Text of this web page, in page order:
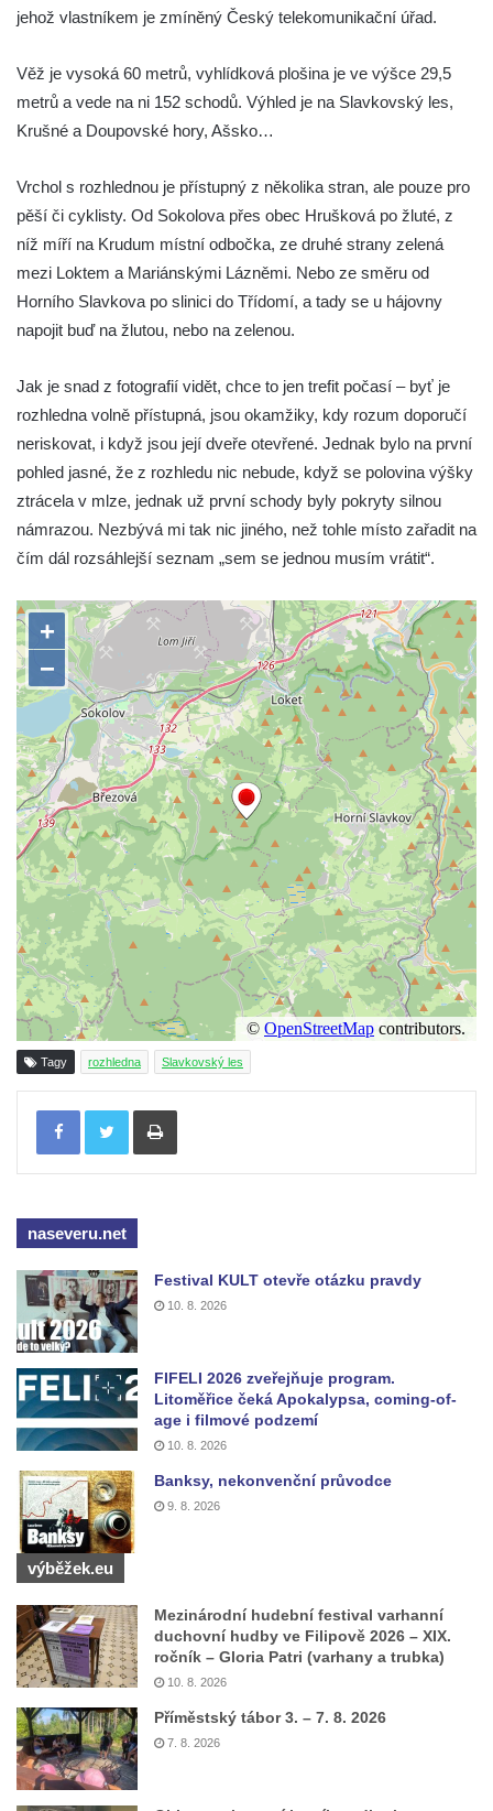
Rozhledna Bismarckturm v Neugersdorfu
Maják (a muzeum) Járy Cimrmana
Rozhledna Štěpánka
Rozhledna Vysoká v Tachově
Rozhledna Strážný vrch
Rozhledna Bučina
Rozhledna Hamelika
Rozhledna Jeřabina
Czorneboh – polorozhledna
Rozhledna Blatenský vrch
Rozhledna Vochlice u Lubence
Rozhledna Strážný vrch u Merboltic
Rozhledna Kohout u Valkeřic
Rozhledna na Svatém vrchu v Kadani
Hlavatice – vyhlídka nebo rozhledna…?
Cimrmanova nejnižší rozhledna na světě v
Nouzově
Rozhledna Varhošť u Litoměřic
Rozhledna Ungerberg (Prinz-Georg-Turm)
Rozhledna Prinz-Friedrich-August-Turm
Rozhledna na hradě Oybin
Frotzelova rozhledna u Ejmovy chaty na
Stříbrníku
Vyhlídka Belvedér
Rozhledna na Skřivánčím vrchu u Málkova
Rozhledna Schlechteberg
Rozhledna Tanečnice
Rozhledna Krásno (Schönfeld)
Rozhledna Na Stráži (Sloup v Čechách)
Rozhledna Vlčí hora
Rozhledna Slovanka
Rozhledna Královka
Špičák u Varnsdorfu (Spitzberg)
Rozhledna Studenec
Rozhledna Jedlová
Rozhledna Dymník (aneb Augustova věž)
Rozhledna Semenec u Týna nad Vltavou
Rozhledna Sokolí vrch
Rozhledna na Třenické hoře u Cerhovic
Rozhledna Hard (Hartberg) v Sokolově
Bismarckova rozhledna – Háj u Aše
Rozhledna Císařský kámen
Rozhledna Kopanina
Rozhledna Pajndl na Tisovském vrchu v
Krušných horách
Rozhledna Vlčí hora
jehož vlastníkem je zmíněný Český telekomunikační úřad.
Věž je vysoká 60 metrů, vyhlídková plošina je ve výšce 29,5
metrů a vede na ni 152 schodů. Výhled je na Slavkovský les,
Krušné a Doupovské hory, Ašsko…
Vrchol s rozhlednou je přístupný z několika stran, ale pouze pro
pěší či cyklisty. Od Sokolova přes obec Hrušková po žluté, z
níž míří na Krudum místní odbočka, ze druhé strany zelená
mezi Loktem a Mariánskými Lázněmi. Nebo ze směru od
Horního Slavkova po slinici do Třídomí, a tady se u hájovny
napojit buď na žlutou, nebo na zelenou.
Jak je snad z fotografií vidět, chce to jen trefit počasí – byť je
rozhledna volně přístupná, jsou okamžiky, kdy rozum doporučí
neriskovat, i když jsou její dveře otevřené. Jednak bylo na první
pohled jasné, že z rozhledu nic nebude, když se polovina výšky
ztrácela v mlze, jednak už první schody byly pokryty silnou
námrazou. Nezbývá mi tak nic jiného, než tohle místo zařadit na
čím dál rozsáhlejší seznam „sem se jednou musím vrátit“.
Tagy rozhledna Slavkovský les
Tisknout
naseveru.net
Festival KULT otevře otázku pravdy
10. 8. 2026
FIFELI 2026 zveřejňuje program.
Litoměřice čeká Apokalypsa, coming-of-
age i filmové podzemí
10. 8. 2026
Banksy, nekonvenční průvodce
9. 8. 2026
výběžek.eu
Mezinárodní hudební festival varhanní
duchovní hudby ve Filipově 2026 – XIX.
ročník – Gloria Patri (varhany a trubka)
10. 8. 2026
Příměstský tábor 3. – 7. 8. 2026
7. 8. 2026